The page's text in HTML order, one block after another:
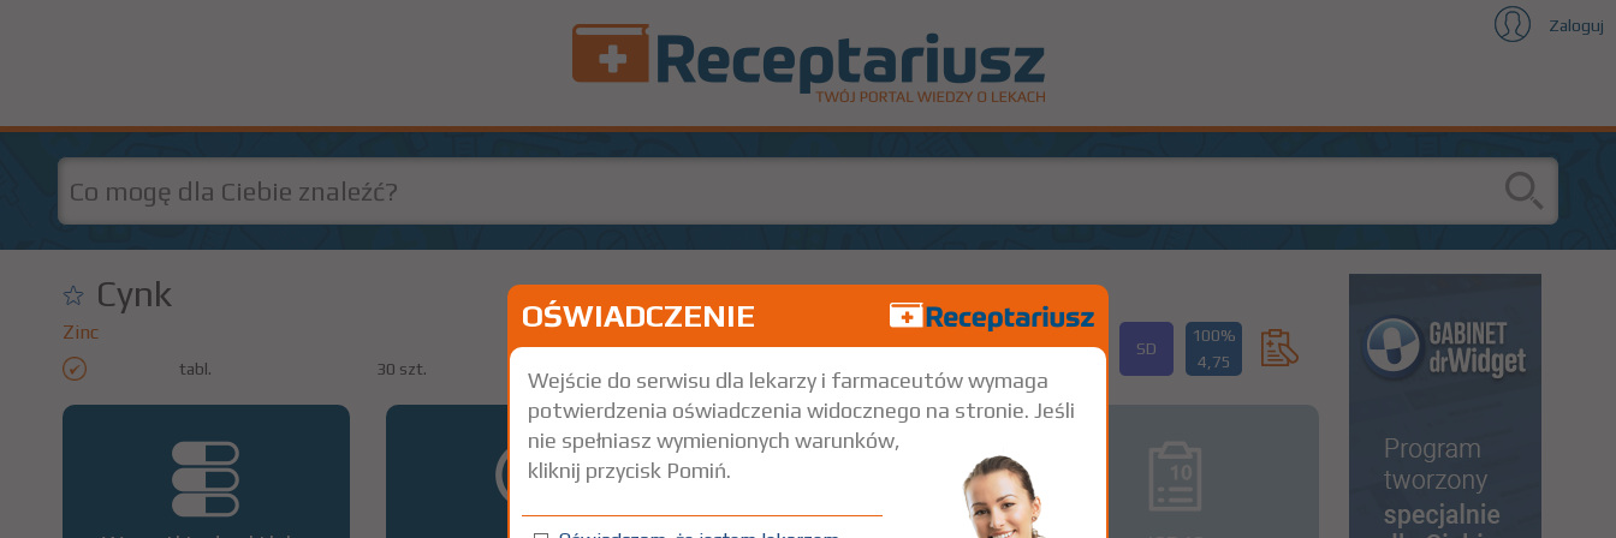
Zaloguj
Cynk
Zinc
tabl. 30 szt. Doustnie
SD
100%
4,75
OŚWIADCZENIE
Wejście do serwisu dla lekarzy i farmaceutów wymaga
potwierdzenia oświadczenia widocznego na stronie. Jeśli
nie spełniasz wymienionych warunków,
kliknij przycisk Pomiń.